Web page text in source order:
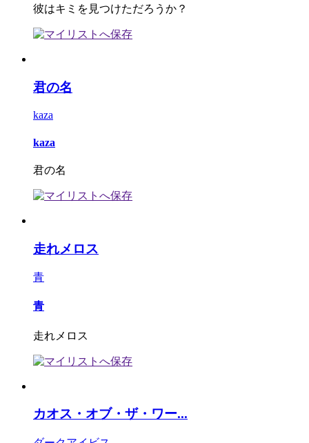
彼はキミを見つけただろうか？
君の名
kaza
kaza
君の名
走れメロス
青
青
走れメロス
カオス・オブ・ザ・ワー...